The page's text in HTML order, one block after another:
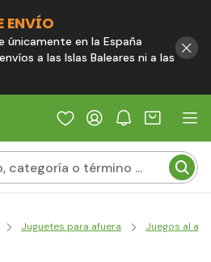
ENVÍO
únicamente en la España
a las Islas Baleares ni a las
Juguetes para afuera Juegos al